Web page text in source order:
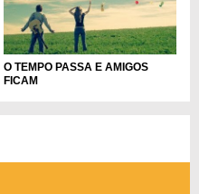
O TEMPO PASSA E AMIGOS
FICAM